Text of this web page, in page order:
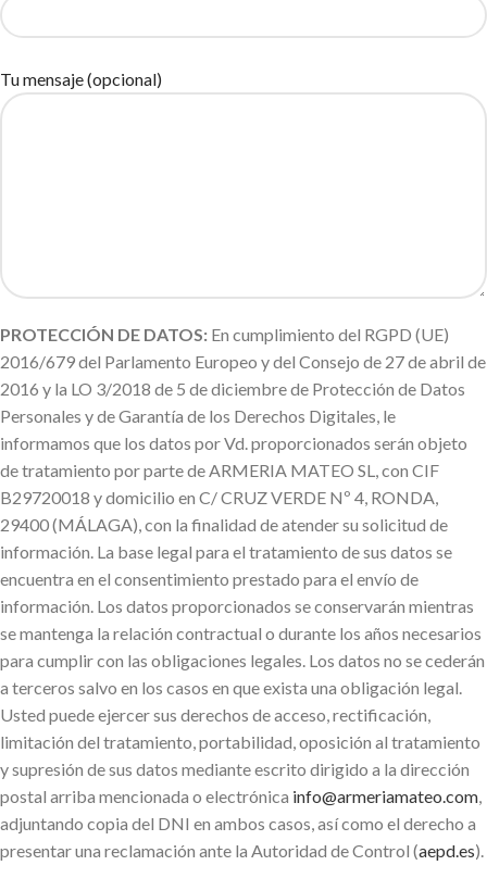
Tu mensaje (opcional)
PROTECCIÓN DE DATOS: En cumplimiento del RGPD (UE)
2016/679 del Parlamento Europeo y del Consejo de 27 de abril de
2016 y la LO 3/2018 de 5 de diciembre de Protección de Datos
Personales y de Garantía de los Derechos Digitales, le
informamos que los datos por Vd. proporcionados serán objeto
de tratamiento por parte de ARMERIA MATEO SL, con CIF
B29720018 y domicilio en C/ CRUZ VERDE Nº 4, RONDA,
29400 (MÁLAGA), con la finalidad de atender su solicitud de
información. La base legal para el tratamiento de sus datos se
encuentra en el consentimiento prestado para el envío de
información. Los datos proporcionados se conservarán mientras
se mantenga la relación contractual o durante los años necesarios
para cumplir con las obligaciones legales. Los datos no se cederán
a terceros salvo en los casos en que exista una obligación legal.
Usted puede ejercer sus derechos de acceso, rectificación,
limitación del tratamiento, portabilidad, oposición al tratamiento
y supresión de sus datos mediante escrito dirigido a la dirección
postal arriba mencionada o electrónica info@armeriamateo.com,
adjuntando copia del DNI en ambos casos, así como el derecho a
presentar una reclamación ante la Autoridad de Control (aepd.es).